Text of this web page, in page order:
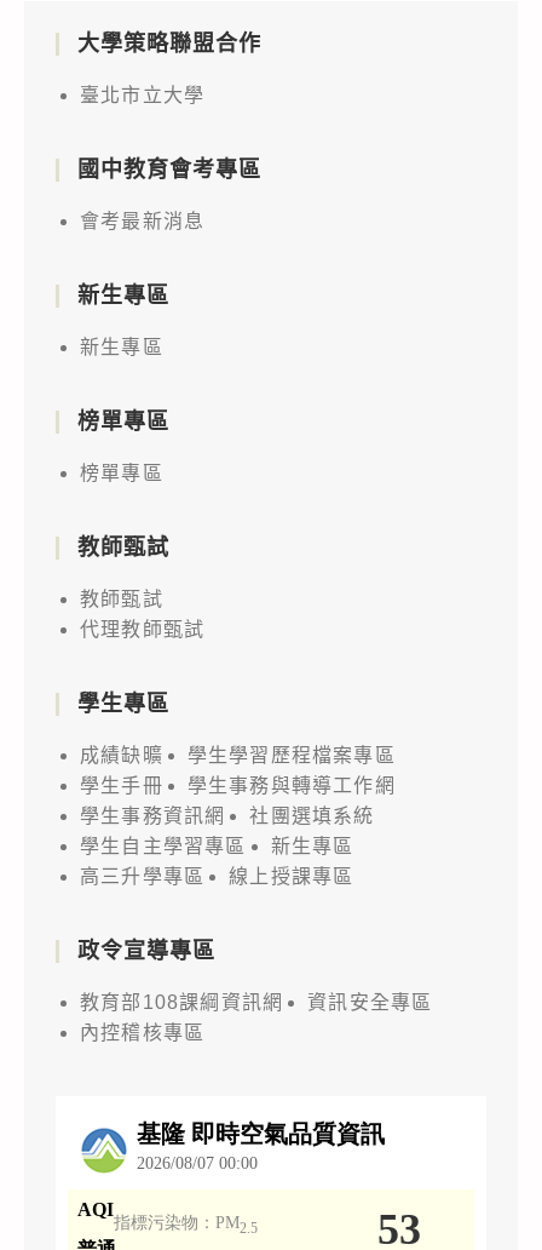
大學策略聯盟合作
臺北市立大學
國中教育會考專區
會考最新消息
新生專區
新生專區
榜單專區
榜單專區
教師甄試
教師甄試
代理教師甄試
學生專區
成績缺曠
學生學習歷程檔案專區
學生手冊
學生事務與轉導工作網
學生事務資訊網
社團選填系統
學生自主學習專區
新生專區
高三升學專區
線上授課專區
政令宣導專區
教育部108課綱資訊網
資訊安全專區
內控稽核專區